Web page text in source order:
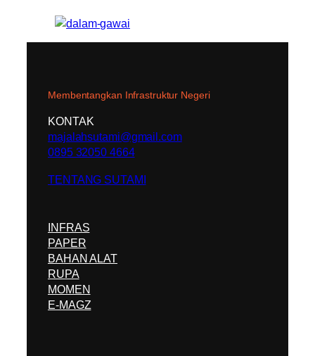
Membentangkan Infrastruktur Negeri
KONTAK
majalahsutami@gmail.com
0895 32050 4664
TENTANG SUTAMI
INFRAS
PAPER
BAHAN ALAT
RUPA
MOMEN
E-MAGZ